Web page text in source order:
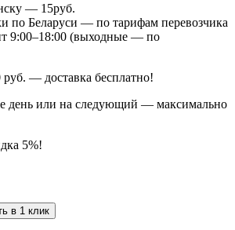
— 15руб.
по Беларуси — по тарифам перевозчика
9:00–18:00 (выходные — по
руб. — доставка бесплатно!
день или на следующий — максимально
5%!
в 1 клик